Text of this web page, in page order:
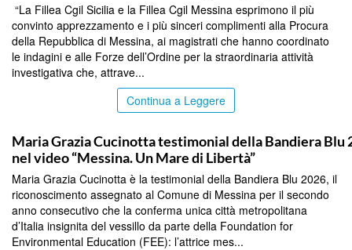
“La Fillea Cgil Sicilia e la Fillea Cgil Messina esprimono il più
convinto apprezzamento e i più sinceri complimenti alla Procura
della Repubblica di Messina, ai magistrati che hanno coordinato
le indagini e alle Forze dell’Ordine per la straordinaria attività
investigativa che, attrave...
Continua a Leggere
Maria Grazia Cucinotta testimonial della Bandiera Blu
nel video “Messina. Un Mare di Libertà”
Maria Grazia Cucinotta è la testimonial della Bandiera Blu 2026, il
riconoscimento assegnato al Comune di Messina per il secondo
anno consecutivo che la conferma unica città metropolitana
d’Italia insignita del vessillo da parte della Foundation for
Environmental Education (FEE): l’attrice mes...